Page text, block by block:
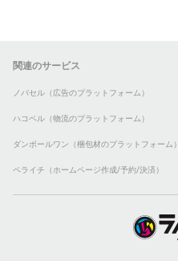
関連のサービス
ノバセル（広告のプラットフォーム）
ハコベル（物流のプラットフォーム）
ダンボールワン（梱包材のプラットフォーム）
ペライチ（ホームページ作成/予約/決済）